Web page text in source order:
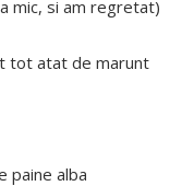
mic, si am regretat)
tot atat de marunt
paine alba